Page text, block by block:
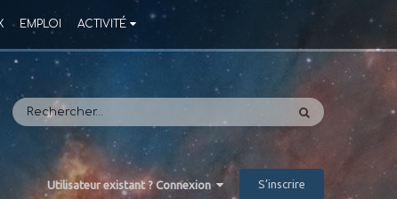
EMPLOI ACTIVITÉ
Utilisateur existant ? Connexion S’inscrire